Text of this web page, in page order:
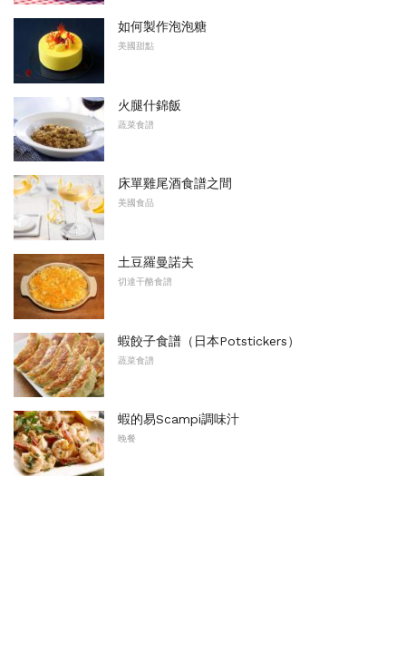
如何製作泡泡糖
美國甜點
火腿什錦飯
蔬菜食譜
床單雞尾酒食譜之間
美國食品
土豆羅曼諾夫
切達干酪食譜
蝦餃子食譜（日本Potstickers）
蔬菜食譜
蝦的易Scampi調味汁
晚餐